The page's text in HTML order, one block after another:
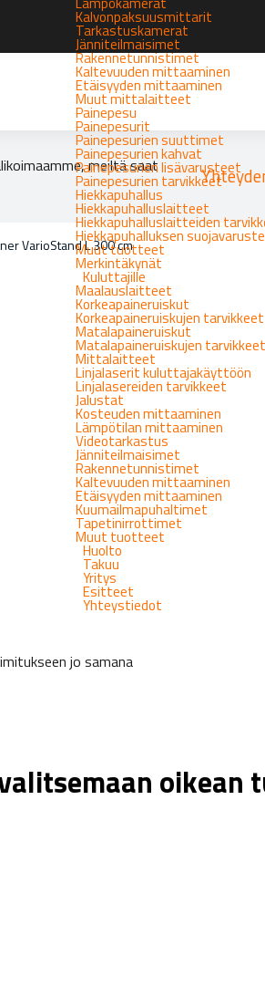
Kalvonpaksuusmittarit
Tarkastuskamerat
Jänniteilmaisimet
Rakennetunnistimet
Kaltevuuden mittaaminen
Etäisyyden mittaaminen
Muut mittalaitteet
Painepesu
Painepesurit
Painepesurien suuttimet
Painepesurien kahvat
Painepesurien lisävarusteet
Painepesurien tarvikkeet
Hiekkapuhallus
Hiekkapuhalluslaitteet
Hiekkapuhalluslaitteiden
Hiekkapuhalluksen
Muut tuotteet
Merkintäkynät
Kuluttajille
Maalauslaitteet
Korkeapaineruiskut
Korkeapaineruiskujen tarvikkeet
Matalapaineruiskut
Matalapaineruiskujen tarvikkeet
Mittalaitteet
Linjalaserit kuluttajakäyttöön
Linjalasereiden tarvikkeet
Jalustat
Kosteuden mittaaminen
Lämpötilan mittaaminen
Videotarkastus
Jänniteilmaisimet
Rakennetunnistimet
Kaltevuuden mittaaminen
Etäisyyden mittaaminen
Kuumailmapuhaltimet
Tapetinirrottimet
Muut tuotteet
Huolto
Takuu
Yritys
Esitteet
Yhteystiedot
meiltä saat
VarioStand L 300 cm
jo samana
oikean